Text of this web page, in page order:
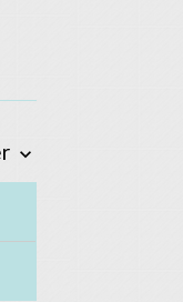
keyboard_arrow_down